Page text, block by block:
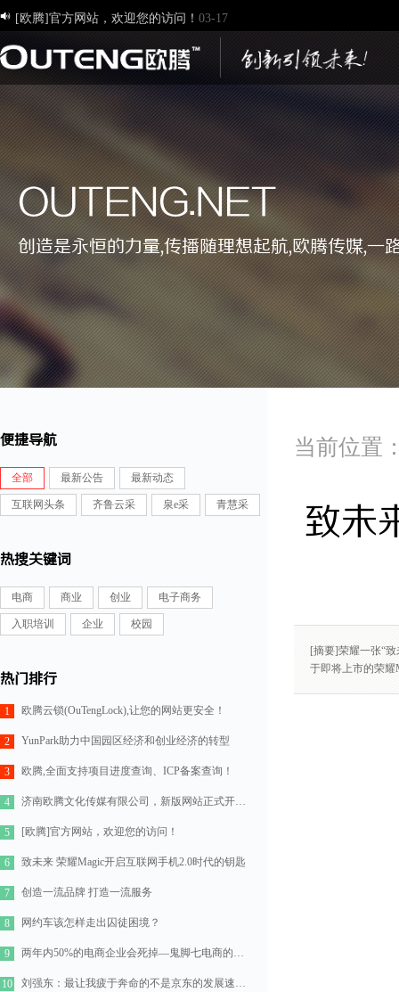
 [欧腾]官方网站，欢迎您的访问！ 03-17
济南欧腾文化传媒有限公司，新版网站正式开通！ 03-12
OUTENG.NET
创造是永恒的力量,传播随理想起航,欧腾传媒,一
便捷导航
全部 最新公告 最新动态
互联网头条 齐鲁云采 泉e采 青慧采
热搜关键词
电商 商业 创业 电子商务
入职培训 企业 校园
热门排行
1 欧腾云锁(OuTengLock),让您的网站更安全！
2 YunPark助力中国园区经济和创业经济的转型
3 欧腾,全面支持项目进度查询、ICP备案查询！
4 济南欧腾文化传媒有限公司，新版网站正式开通！
5 [欧腾]官方网站，欢迎您的访问！
6 致未来 荣耀Magic开启互联网手机2.0时代的钥匙
7 创造一流品牌 打造一流服务
8 网约车该怎样走出囚徒困境？
9 两年内50%的电商企业会死掉—鬼脚七电商的七点思考
10 刘强东：最让我疲于奔命的不是京东的发展速度，而是如何管理好11万人的队伍
致未
[摘要]荣耀一张“
于即将上市的荣耀